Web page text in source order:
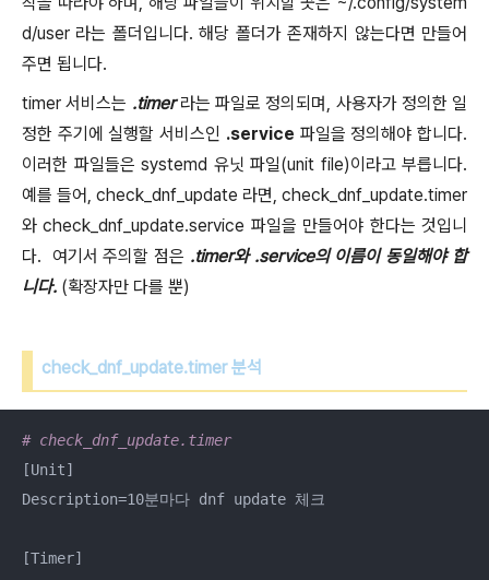
d/user 라는 폴더입니다. 해당 폴더가 존재하지 않는다면 만들어
주면 됩니다.
timer 서비스는 .timer라는 파일로 정의되며, 사용자가 정의한 일
정한 주기에 실행할 서비스인 .service 파일을 정의해야 합니다.
이러한 파일들은 systemd 유닛 파일(unit file)이라고 부릅니다.
예를 들어, check_dnf_update 라면, check_dnf_update.timer
와 check_dnf_update.service 파일을 만들어야 한다는 것입니
다. 여기서 주의할 점은 .timer와 .service의 이름이 동일해야 합
니다. (확장자만 다를 뿐)
check_dnf_update.timer 분석
# check_dnf_update.timer
[Unit]
Description=10분마다 dnf update 체크